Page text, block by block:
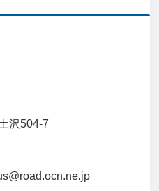
沢504-7